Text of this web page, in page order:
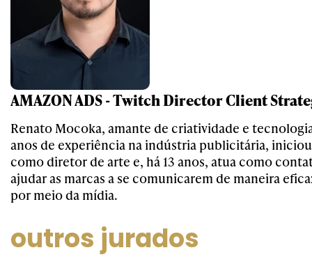
AMAZON ADS - Twitch Director Client
Renato Mocoka, amante de criatividade e
anos de experiência na indústria publicitária,
como diretor de arte e, há 13 anos, atua como
ajudar as marcas a se comunicarem de maneira
por meio da mídia.
outros jurados